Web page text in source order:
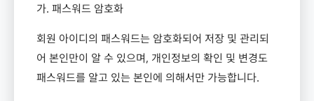
가. 패스워드 암호화
회원 아이디의 패스워드는 암호화되어 저장 및 관리되
어 본인만이 알 수 있으며, 개인정보의 확인 및 변경도
패스워드를 알고 있는 본인에 의해서만 가능합니다.